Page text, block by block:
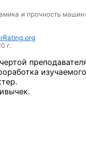
и прочность
г.